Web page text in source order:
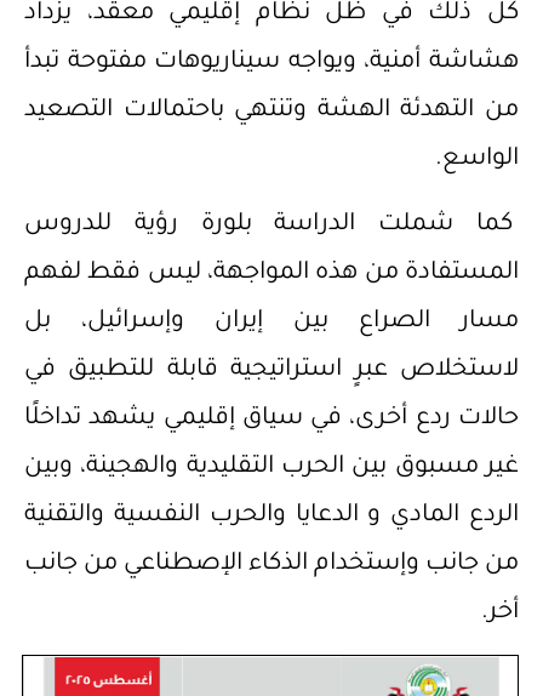
كل ذلك في ظل نظام إقليمي معقّد، يزداد
هشاشة أمنية، ويواجه سيناريوهات مفتوحة تبدأ
من التهدئة الهشة وتنتهي باحتمالات التصعيد
الواسع.
كما شملت الدراسة بلورة رؤية للدروس
المستفادة من هذه المواجهة، ليس فقط لفهم
مسار الصراع بين إيران وإسرائيل، بل
لاستخلاص عبرٍ استراتيجية قابلة للتطبيق في
حالات ردع أخرى، في سياق إقليمي يشهد تداخلًا
غير مسبوق بين الحرب التقليدية والهجينة، وبين
الردع المادي و الدعايا والحرب النفسية والتقنية
من جانب وإستخدام الذكاء الإصطناعي من جانب
أخر.